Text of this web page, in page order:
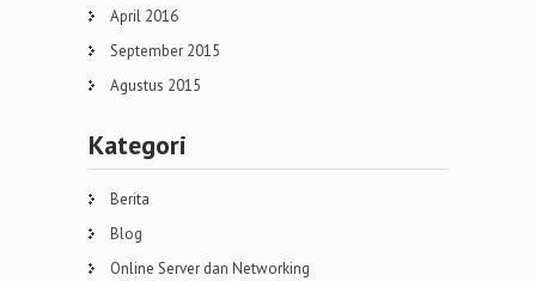
April 2016
September 2015
Agustus 2015
Kategori
Berita
Blog
Online Server dan Networking